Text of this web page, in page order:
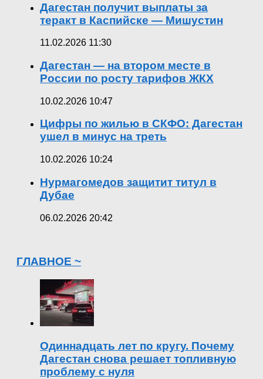
Дагестан получит выплаты за
теракт в Каспийске — Мишустин
11.02.2026 11:30
Дагестан — на втором месте в
России по росту тарифов ЖКХ
10.02.2026 10:47
Цифры по жилью в СКФО: Дагестан
ушел в минус на треть
10.02.2026 10:24
Нурмагомедов защитит титул в
Дубае
06.02.2026 20:42
ГЛАВНОЕ ~
Одиннадцать лет по кругу. Почему
Дагестан снова решает топливную
проблему с нуля